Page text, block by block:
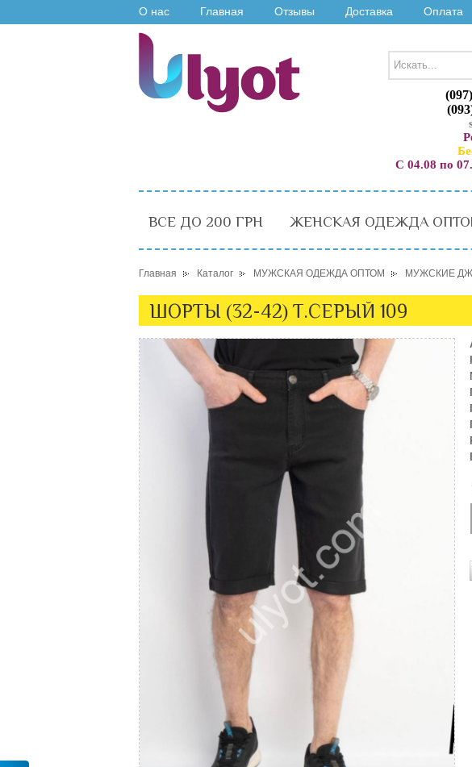
О нас Главная Отзывы Доставка Оплата
С 04.08 по
ВСЕ ДО 200 ГРН ЖЕНСКАЯ ОДЕЖДА
Главная Каталог МУЖСКАЯ ОДЕЖДА ОПТОМ МУЖСКИЕ
ШОРТЫ (32-42) Т.СЕРЫЙ 109